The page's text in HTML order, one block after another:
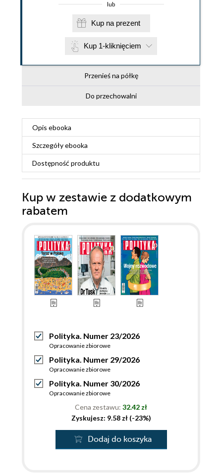
lub
Kup na prezent
Kup 1-kliknięciem
Przenieś na półkę
Do przechowalni
Opis ebooka
Szczegółyebooka
Dostępność produktu
Kup w zestawie z dodatkowym
rabatem
Polityka. Numer 23/2026
Opracowanie zbiorowe
Polityka. Numer 29/2026
Opracowanie zbiorowe
Polityka. Numer 30/2026
Opracowanie zbiorowe
Cena zestawu: 32.42 zł
Zyskujesz: 9.58 zł (-23%)
Dodaj do koszyka